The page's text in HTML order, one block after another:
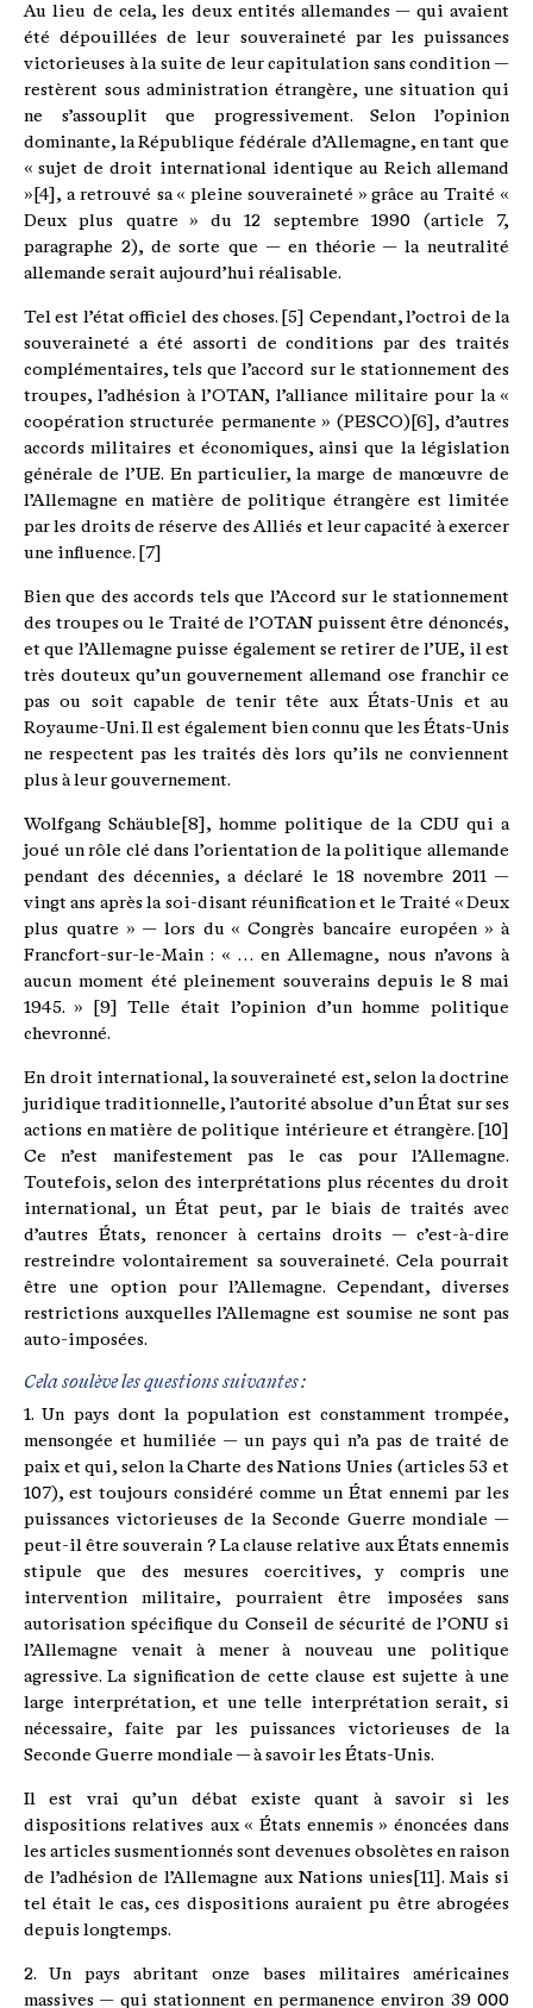
Au lieu de cela, les deux entités allemandes — qui avaient
été dépouillées de leur souveraineté par les puissances
victorieuses à la suite de leur capitulation sans condition —
restèrent sous administration étrangère, une situation qui
ne s’assouplit que progressivement. Selon l’opinion
dominante, la République fédérale d’Allemagne, en tant que
« sujet de droit international identique au Reich allemand
»[4], a retrouvé sa « pleine souveraineté » grâce au Traité «
Deux plus quatre » du 12 septembre 1990 (article 7,
paragraphe 2), de sorte que — en théorie — la neutralité
allemande serait aujourd’hui réalisable.
Tel est l’état officiel des choses. [5] Cependant, l’octroi de la
souveraineté a été assorti de conditions par des traités
complémentaires, tels que l’accord sur le stationnement des
troupes, l’adhésion à l’OTAN, l’alliance militaire pour la «
coopération structurée permanente » (PESCO)[6], d’autres
accords militaires et économiques, ainsi que la législation
générale de l’UE. En particulier, la marge de manœuvre de
l’Allemagne en matière de politique étrangère est limitée
par les droits de réserve des Alliés et leur capacité à exercer
une influence. [7]
Bien que des accords tels que l’Accord sur le stationnement
des troupes ou le Traité de l’OTAN puissent être dénoncés,
et que l’Allemagne puisse également se retirer de l’UE, il est
très douteux qu’un gouvernement allemand ose franchir ce
pas ou soit capable de tenir tête aux États-Unis et au
Royaume-Uni. Il est également bien connu que les États-Unis
ne respectent pas les traités dès lors qu’ils ne conviennent
plus à leur gouvernement.
Wolfgang Schäuble[8], homme politique de la CDU qui a
joué un rôle clé dans l’orientation de la politique allemande
pendant des décennies, a déclaré le 18 novembre 2011 —
vingt ans après la soi-disant réunification et le Traité « Deux
plus quatre » — lors du « Congrès bancaire européen » à
Francfort-sur-le-Main : « … en Allemagne, nous n’avons à
aucun moment été pleinement souverains depuis le 8 mai
1945. » [9] Telle était l’opinion d’un homme politique
chevronné.
En droit international, la souveraineté est, selon la doctrine
juridique traditionnelle, l’autorité absolue d’un État sur ses
actions en matière de politique intérieure et étrangère. [10]
Ce n’est manifestement pas le cas pour l’Allemagne.
Toutefois, selon des interprétations plus récentes du droit
international, un État peut, par le biais de traités avec
d’autres États, renoncer à certains droits — c’est-à-dire
restreindre volontairement sa souveraineté. Cela pourrait
être une option pour l’Allemagne. Cependant, diverses
restrictions auxquelles l’Allemagne est soumise ne sont pas
auto-imposées.
Cela soulève les questions suivantes :
1. Un pays dont la population est constamment trompée,
mensongée et humiliée — un pays qui n’a pas de traité de
paix et qui, selon la Charte des Nations Unies (articles 53 et
107), est toujours considéré comme un État ennemi par les
puissances victorieuses de la Seconde Guerre mondiale —
peut-il être souverain ? La clause relative aux États ennemis
stipule que des mesures coercitives, y compris une
intervention militaire, pourraient être imposées sans
autorisation spécifique du Conseil de sécurité de l’ONU si
l’Allemagne venait à mener à nouveau une politique
agressive. La signification de cette clause est sujette à une
large interprétation, et une telle interprétation serait, si
nécessaire, faite par les puissances victorieuses de la
Seconde Guerre mondiale — à savoir les États-Unis.
Il est vrai qu’un débat existe quant à savoir si les
dispositions relatives aux « États ennemis » énoncées dans
les articles susmentionnés sont devenues obsolètes en raison
de l’adhésion de l’Allemagne aux Nations unies[11]. Mais si
tel était le cas, ces dispositions auraient pu être abrogées
depuis longtemps.
2. Un pays abritant onze bases militaires américaines
massives — qui stationnent en permanence environ 39 000